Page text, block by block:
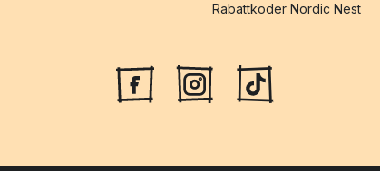
Rabattkoder Nordic Nest